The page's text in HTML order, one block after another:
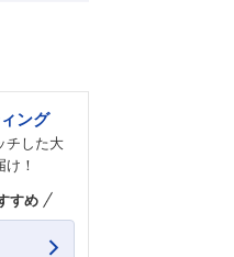
ング
チした大
！
すめ